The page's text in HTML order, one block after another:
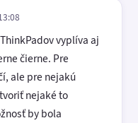
vyplíva aj
čierne. Pre
ale pre nejakú
nejaké to
by bola